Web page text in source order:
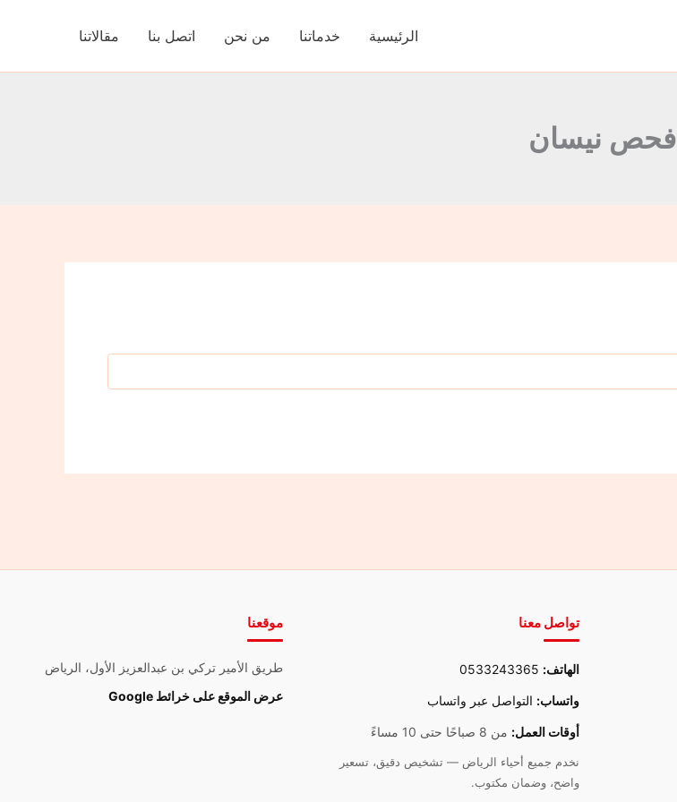
الرئيسية خدماتنا من نحن اتصل بنا مقالاتنا
فحص نيسان
تواصل معنا
الهاتف: 0533243365
واتساب: التواصل عبر واتساب
أوقات العمل: من 8 صباحًا حتى 10 مساءً
نخدم جميع أحياء الرياض — تشخيص دقيق، تسعير
واضح، وضمان مكتوب.
موقعنا
طريق الأمير تركي بن عبدالعزيز الأول، الرياض
عرض الموقع على خرائط Google